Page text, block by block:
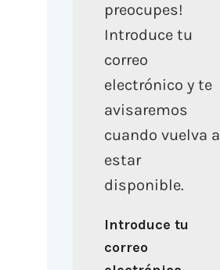
preocupes!
Introduce tu
correo
electrónico y te
avisaremos
cuando vuelva a
estar
disponible.
Introduce tu
correo